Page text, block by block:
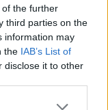
the further
third parties on the
information may
the IAB’s List of
disclose it to other
or more Google